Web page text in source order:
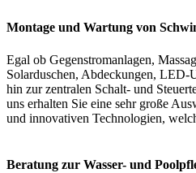
Montage und Wartung von
Egal ob Gegenstromanlagen,
Solarduschen, Abdeckungen, LED-
hin zur zentralen Schalt- und
uns erhalten Sie eine sehr große
und innovativen Technologien,
Beratung zur Wasser- und